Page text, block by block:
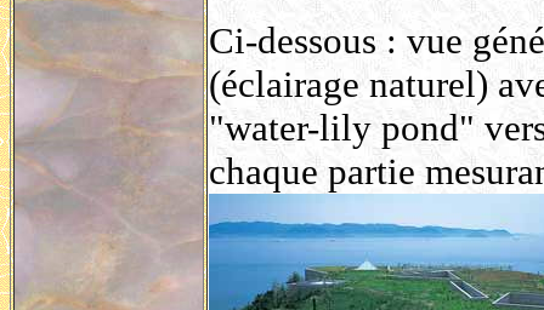
Ci-dessous : vue
(éclairage naturel)
"water-lily pond"
chaque partie